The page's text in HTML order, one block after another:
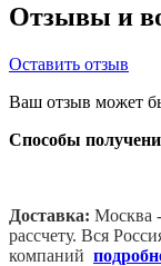
Отзывы и
Оставить отзыв
Ваш отзыв может
Способы
Доставка: Москва
рассчету. Вся
компаний